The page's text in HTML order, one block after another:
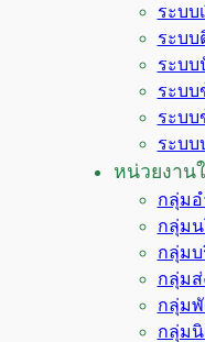
ระบบ
ระบบ
ระบบ
ระบบ
ระบบ
ระบบ
หน่วยงาน
กลุ่มอ
กลุ่ม
กลุ่ม
กลุ่มส่
กลุ่ม
กลุ่มนิ